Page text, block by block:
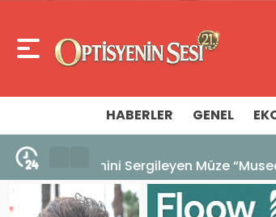
HABERLER GENEL
İtalya Değerde, Çin Adette